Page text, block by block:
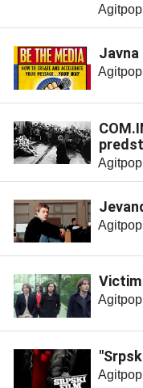
Agitpop
Javna
Agitpop
Agitpop
Agitpop
Agitpop
Agitpop